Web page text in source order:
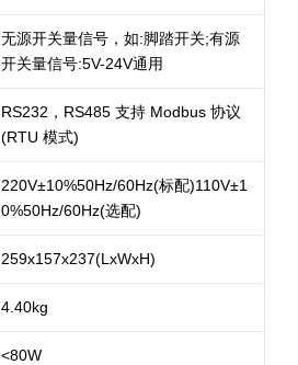
无源开关量信号，如:脚踏开关;有源
开关量信号:5V-24V通用
RS232，RS485 支持 Modbus 协议
(RTU 模式)
220V±10%50Hz/60Hz(标配)110V±1
0%50Hz/60Hz(选配)
259x157x237(LxWxH)
4.40kg
<80W